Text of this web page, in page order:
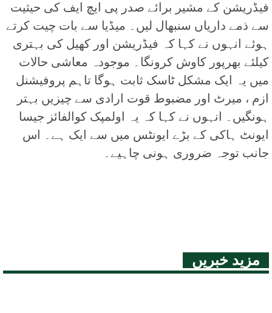
فیڈریشن کے مشیر برائے صدر پی ایچ ایف کی حیثیت
سے ذمے داریاں سنبھال لیں۔ میڈیا سے بات چیت کرتے
ہوئے انہوں نے کہا کہ فیڈریشن اور کھیل کی بہتری
کیلئے بھرپور کاوش کرونگا۔ موجودہ معاشی حالات
میں یہ ایک مشکل ٹاسک ثابت ہوگا تاہم پروفیشنل
ازم ، میرٹ اور مضبوط قوت ارادی سے چیزیں بہتر
ہونگیں۔ انہوں نے کہا کہ یہ اولمپک کوالفائز جیسا
ایونٹ ہاکی کے بڑے ایونٹس میں سے ایک ہے۔ اس
جانب توجہ ضروری ہونی چاہیے۔
مزید خبریں